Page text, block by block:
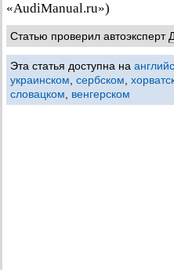
«AudiManual.ru»)
Статью проверил автоэксперт
Эта статья доступна на
украинском сербском
словацком
венгерском